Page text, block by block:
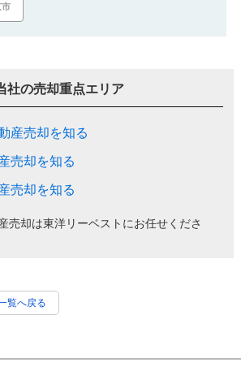
市
社の売却重点エリア
産売却を知る
売却を知る
売却を知る
売却は東洋リーベストにお任せくださ
覧へ戻る